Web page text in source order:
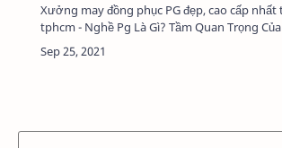
Xưởng may đồng phục PG đẹp, cao cấp nhất
tphcm - Nghề Pg Là Gì? Tầm Quan Trọng Của
Trong Sự Kiện?PG chính là công việc dành cho
những bạn nữ có khuôn mặt khả ái, thanh tú,